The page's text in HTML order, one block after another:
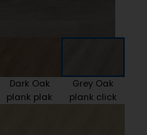
Dark Oak
plank plak
Grey Oak
plank click